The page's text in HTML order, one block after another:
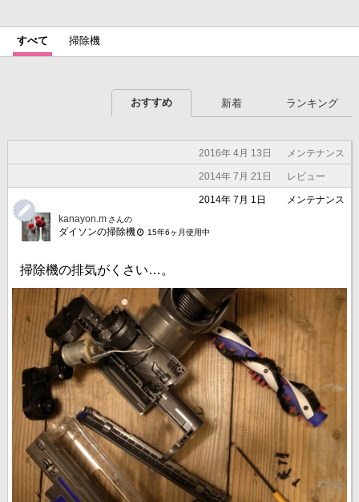
すべて 掃除機
おすすめ 新着 ランキング
2016年 4月 13日 メンテナンス
2014年 7月 21日 レビュー
2014年 7月 1日
メンテナンス
kanayon.m さんの
ダイソンの掃除機 15年6ヶ月使用中
掃除機の排気がくさい…。